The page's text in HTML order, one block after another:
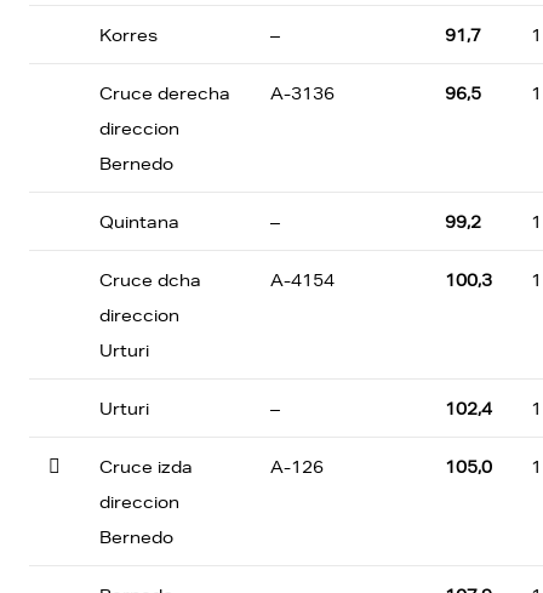
Korres – 91,7
Cruce derecha
direccion
Bernedo
A-3136 96,5
Quintana – 99,2
Cruce dcha
direccion
Urturi
A-4154 100,3
Urturi – 102,4

Cruce izda
direccion
Bernedo
A-126 105,0